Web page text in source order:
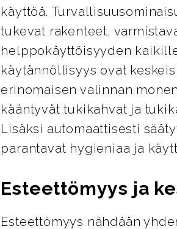
käyttöä.
tukevat rakenteet,
helppokäyttöisyyden
käytännöllisyys ovat
erinomaisen valinnan
kääntyvät tukikahvat ja
Lisäksi automaattisesti
parantavat hygieniaa ja
Esteettömyys ja
Esteettömyys nähdään